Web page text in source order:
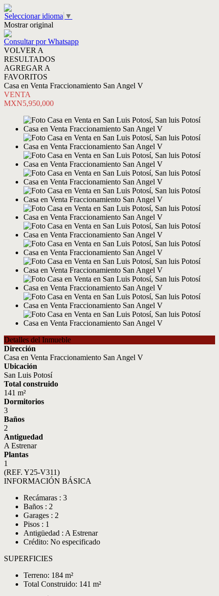
Seleccionar idioma ▼
Mostrar original
Consultar por Whatsapp
VOLVER A
RESULTADOS
AGREGAR A
FAVORITOS
Casa en Venta Fraccionamiento San Angel V
VENTA
MXN5,950,000
Detalles del Inmueble
Dirección
Casa en Venta Fraccionamiento San Angel V
Ubicación
San Luis Potosí
Total construido
141 m²
Dormitorios
3
Baños
2
Antiguedad
A Estrenar
Plantas
1
(REF. Y25-V311)
INFORMACIÓN BÁSICA
Recámaras : 3
Baños : 2
Garages : 2
Pisos : 1
Antigüedad : A Estrenar
Crédito: No especificado
SUPERFICIES
Terreno: 184 m²
Total Construido: 141 m²